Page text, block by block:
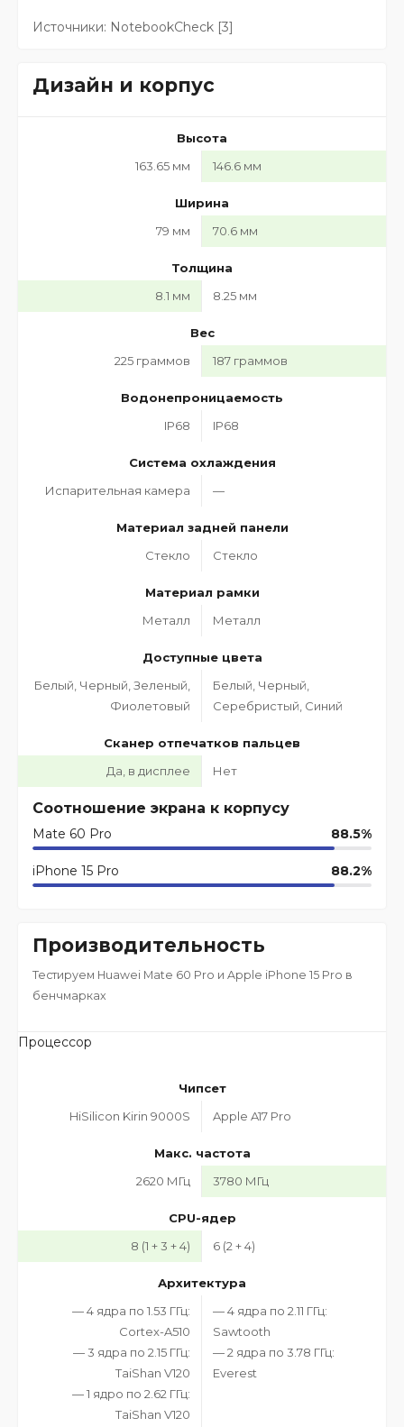
Источники: NotebookCheck [3]
Дизайн и корпус
Высота
163.65 мм
146.6 мм
Ширина
79 мм
70.6 мм
Толщина
8.1 мм
8.25 мм
Вес
225 граммов
187 граммов
Водонепроницаемость
IP68
IP68
Система охлаждения
Испарительная камера
—
Материал задней панели
Стекло
Стекло
Материал рамки
Металл
Металл
Доступные цвета
Белый, Черный, Зеленый,
Фиолетовый
Белый, Черный,
Серебристый, Синий
Сканер отпечатков пальцев
Да, в дисплее
Нет
Соотношение экрана к корпусу
Mate 60 Pro 88.5%
iPhone 15 Pro 88.2%
Производительность
Тестируем Huawei Mate 60 Pro и Apple iPhone 15 Pro в
бенчмарках
Процессор
Чипсет
HiSilicon Kirin 9000S
Apple A17 Pro
Макс. частота
2620 МГц
3780 МГц
CPU-ядер
8 (1 + 3 + 4)
6 (2 + 4)
Архитектура
— 4 ядра по 1.53 ГГц:
Cortex-A510
— 3 ядра по 2.15 ГГц:
TaiShan V120
— 1 ядро по 2.62 ГГц:
TaiShan V120
— 4 ядра по 2.11 ГГц:
Sawtooth
— 2 ядра по 3.78 ГГц:
Everest